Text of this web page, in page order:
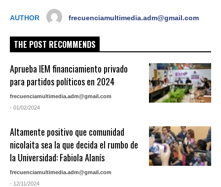
AUTHOR frecuenciamultimedia.adm@gmail.com
THE POST RECOMMENDS
Aprueba IEM financiamiento privado
para partidos políticos en 2024
frecuenciamultimedia.adm@gmail.com
- 01/02/2024
Altamente positivo que comunidad
nicolaita sea la que decida el rumbo de
la Universidad: Fabiola Alanís
frecuenciamultimedia.adm@gmail.com
- 12/11/2024